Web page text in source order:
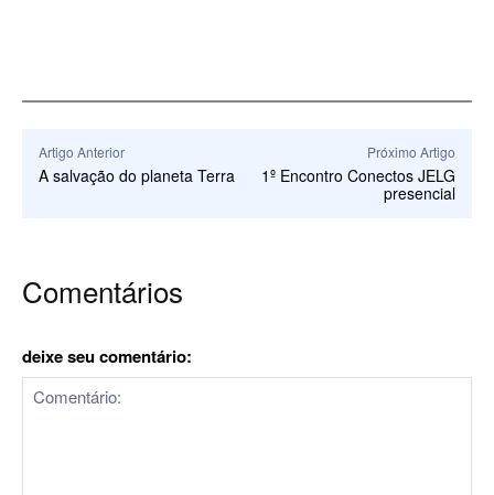
Artigo Anterior
A salvação do planeta Terra
Próximo Artigo
1º Encontro Conectos JELG
presencial
Comentários
deixe seu comentário: